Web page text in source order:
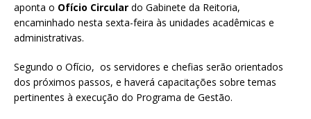
aponta o Ofício Circular do Gabinete da Reitoria,
encaminhado nesta sexta-feira às unidades acadêmicas e
administrativas.
Segundo o Ofício, os servidores e chefias serão orientados
dos próximos passos, e haverá capacitações sobre temas
pertinentes à execução do Programa de Gestão.